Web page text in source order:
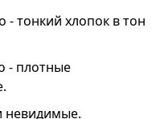
тонкий хлопок в тон
- плотные
невидимые.